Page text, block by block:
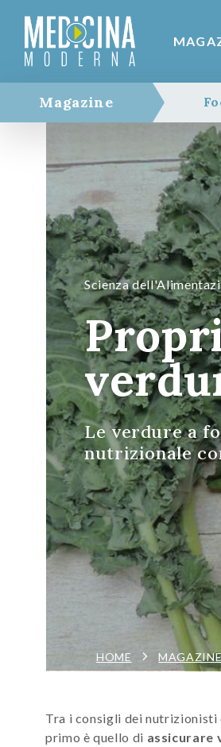
Magazine
Scienza
Le verdure a
nutrizionale
HOME
Tra i consigli dei nutrizionisti
primo è quello di assicurare